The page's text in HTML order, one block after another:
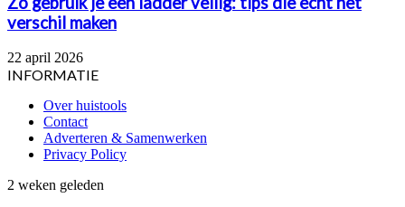
verschil maken
22 april 2026
INFORMATIE
Over huistools
Contact
Adverteren & Samenwerken
Privacy Policy
Wanneer
2 weken geleden